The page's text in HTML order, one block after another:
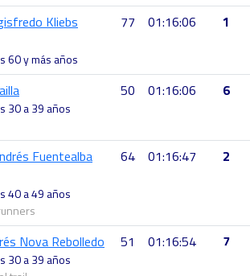
Kliebs
60 y más años
77 01:16:06 1
30 a 39 años
50 01:16:06 6
Fuentealba
40 a 49 años
64 01:16:47 2
Nova Rebolledo
30 a 39 años
51 01:16:54 7